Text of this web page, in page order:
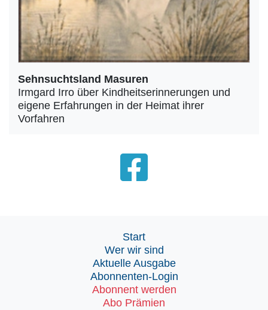
Sehnsuchtsland Masuren
Irmgard Irro über Kindheitserinnerungen und
eigene Erfahrungen in der Heimat ihrer
Vorfahren
Start
Wer wir sind
Aktuelle Ausgabe
Abonnenten-Login
Abonnent werden
Abo Prämien